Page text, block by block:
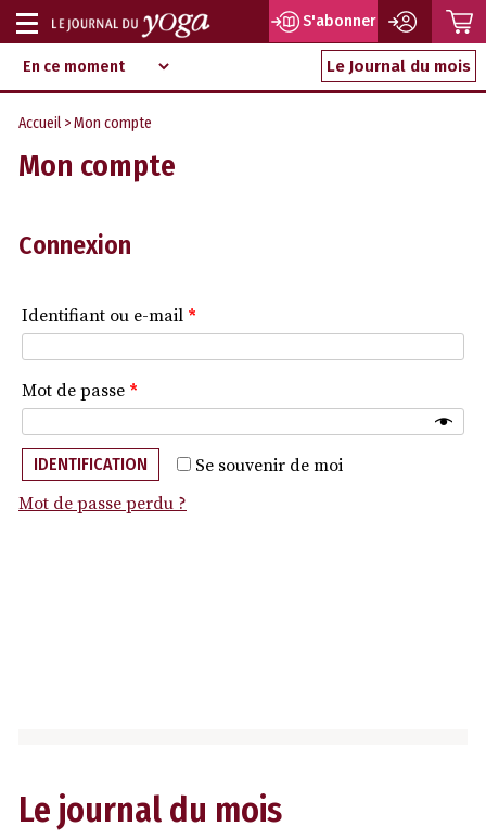
Aller
au
contenu
d‘information
indépendant
Afficher
ou
masquer
la
navigation
S'abonner
Le Journal du mois
Accueil > Mon compte
Mon compte
Connexion
Identifiant ou e-mail *
Mot de passe *
Se souvenir de moi
IDENTIFICATION
Mot de passe perdu ?
Le journal du mois